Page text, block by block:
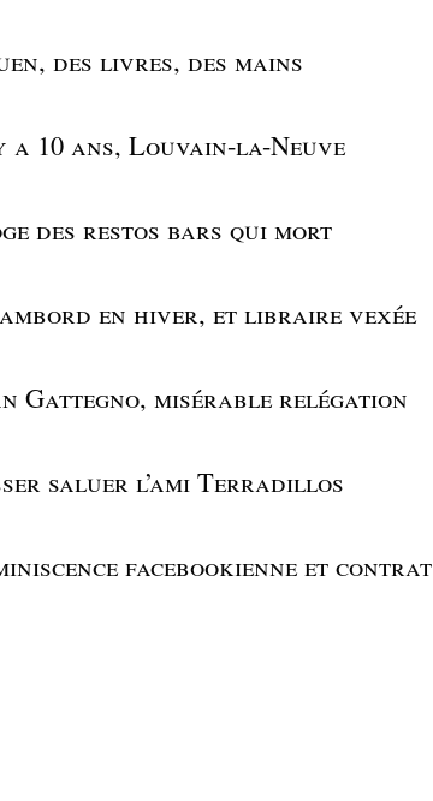
des livres, des mains
a 10 ans, Louvain-la-Neuve
des restos bars qui mort
en hiver, et libraire vexée
Gattegno, misérable relégation
saluer l’ami Terradillos
facebookienne et contrat